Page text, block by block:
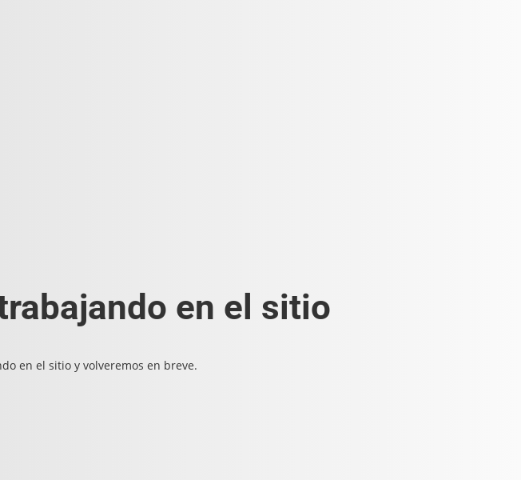
en el sitio
en el sitio y volveremos en breve.